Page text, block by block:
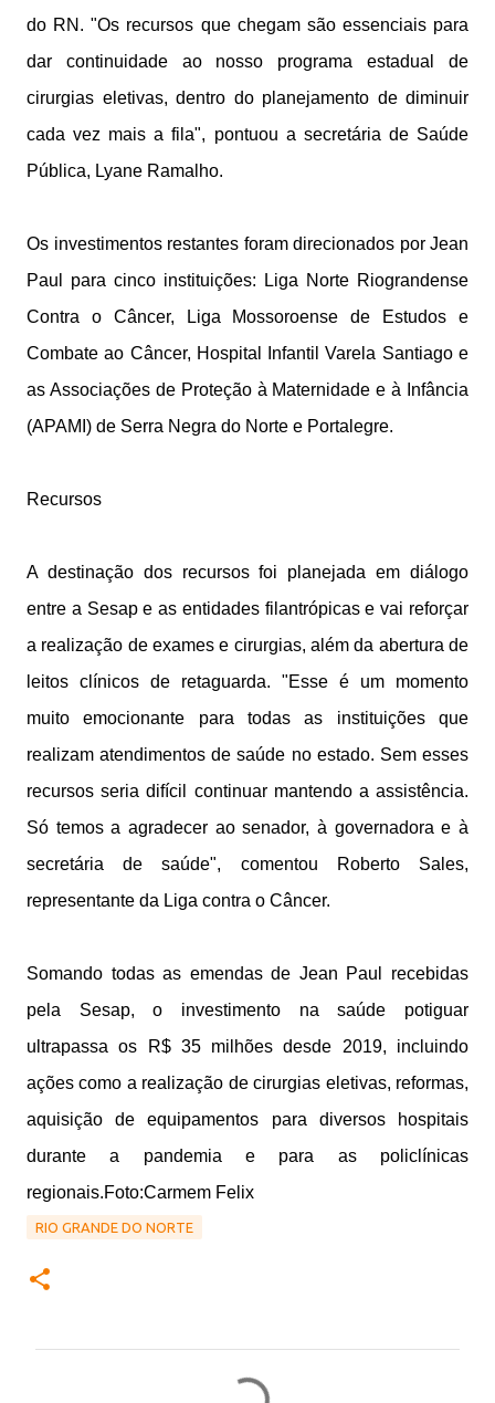
do RN. "Os recursos que chegam são essenciais para
dar continuidade ao nosso programa estadual de
cirurgias eletivas, dentro do planejamento de diminuir
cada vez mais a fila", pontuou a secretária de Saúde
Pública, Lyane Ramalho.
Os investimentos restantes foram direcionados por Jean
Paul para cinco instituições: Liga Norte Riograndense
Contra o Câncer, Liga Mossoroense de Estudos e
Combate ao Câncer, Hospital Infantil Varela Santiago e
as Associações de Proteção à Maternidade e à Infância
(APAMI) de Serra Negra do Norte e Portalegre.
Recursos
A destinação dos recursos foi planejada em diálogo
entre a Sesap e as entidades filantrópicas e vai reforçar
a realização de exames e cirurgias, além da abertura de
leitos clínicos de retaguarda. "Esse é um momento
muito emocionante para todas as instituições que
realizam atendimentos de saúde no estado. Sem esses
recursos seria difícil continuar mantendo a assistência.
Só temos a agradecer ao senador, à governadora e à
secretária de saúde", comentou Roberto Sales,
representante da Liga contra o Câncer.
Somando todas as emendas de Jean Paul recebidas
pela Sesap, o investimento na saúde potiguar
ultrapassa os R$ 35 milhões desde 2019, incluindo
ações como a realização de cirurgias eletivas, reformas,
aquisição de equipamentos para diversos hospitais
durante a pandemia e para as policlínicas
regionais.Foto:Carmem Felix
RIO GRANDE DO NORTE